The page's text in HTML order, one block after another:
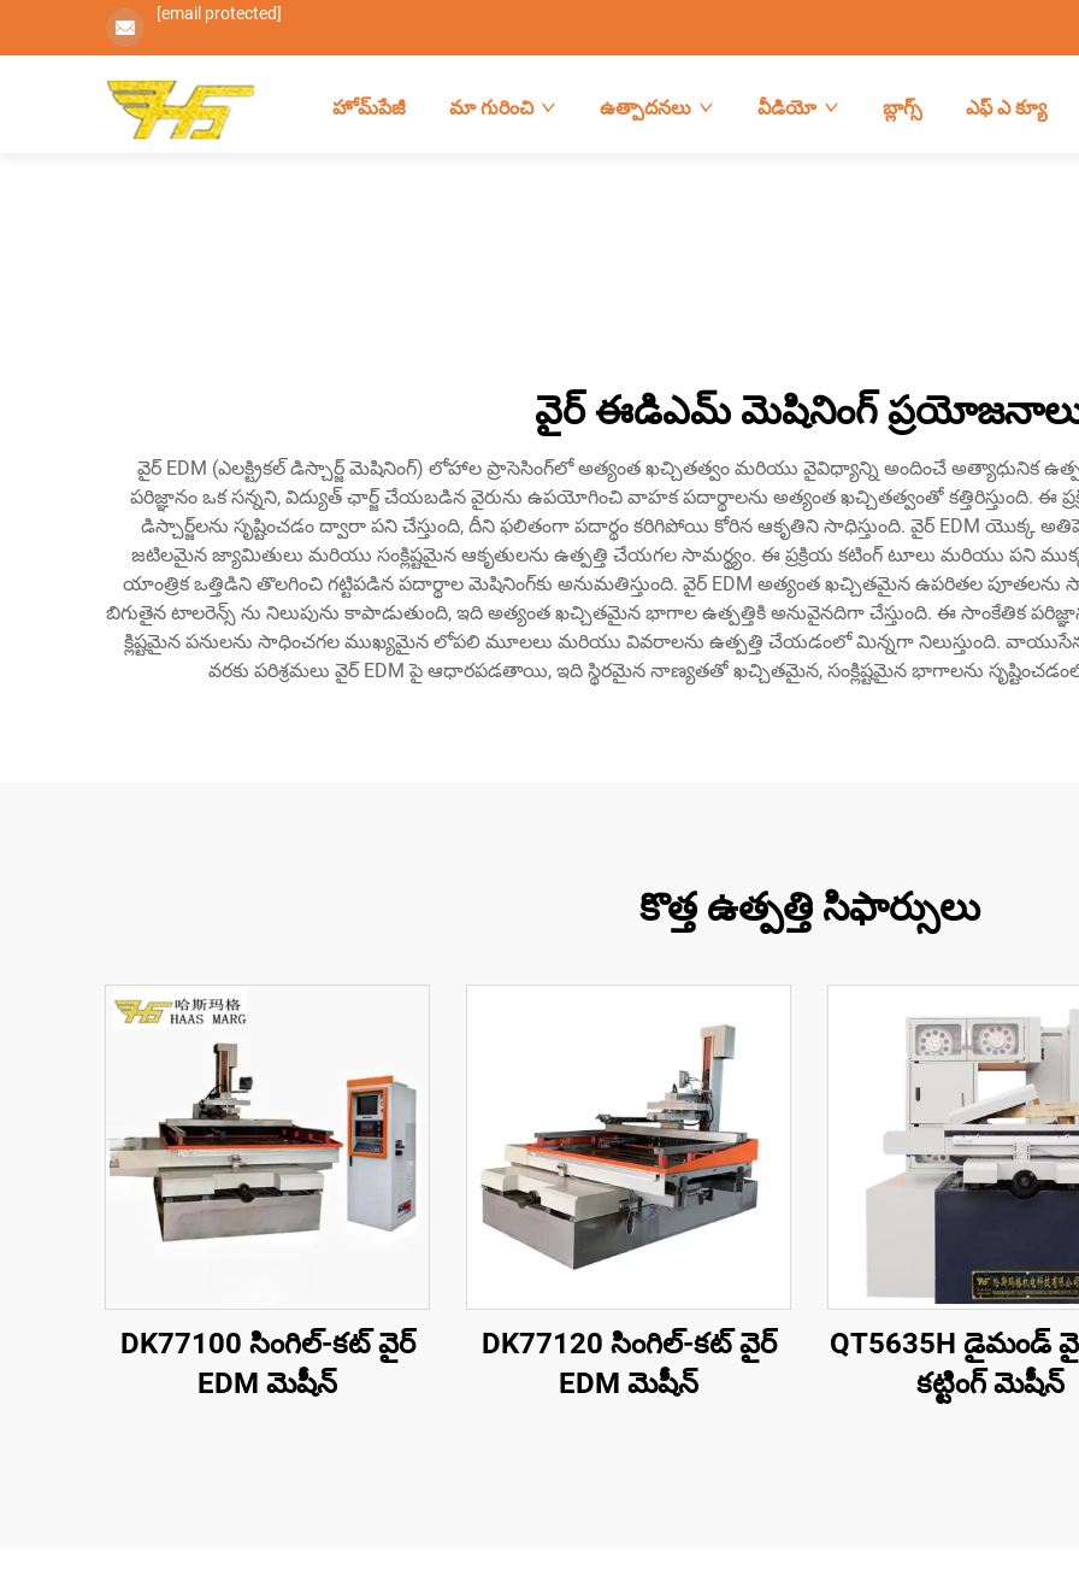
[email protected]
హోమ్‌పేజీ మా గురించి ఉత్పాదనలు వీడియో బ్లాగ్స్ ఎఫ్ ఎ క్యూ
వైర్ ఈడిఎమ్ మెషినింగ్
వైర్ EDM (ఎలక్ట్రికల్ డిస్చార్జ్ మెషినింగ్) లోహాల ప్రాసెసింగ్‌లో అత్యంత ఖచ్చితత్వం మరియు వైవిధ్యాన్ని అందించే అత్యాధునిక
పరిజ్ఞానం ఒక సన్నని, విద్యుత్ ఛార్జ్ చేయబడిన వైరును ఉపయోగించి వాహక పదార్థాలను అత్యంత ఖచ్చితత్వంతో కత్తిరిస్తుంది. ఈ
డిస్చార్జ్‌లను సృష్టించడం ద్వారా పని చేస్తుంది, దీని ఫలితంగా పదార్థం కరిగిపోయి కోరిన ఆకృతిని సాధిస్తుంది. వైర్ EDM
జటిలమైన జ్యామితులు మరియు సంక్లిష్టమైన ఆకృతులను ఉత్పత్తి చేయగల సామర్థ్యం. ఈ ప్రక్రియ కటింగ్ టూలు మరియు పని ముక్క
యాంత్రిక ఒత్తిడిని తొలగించి గట్టిపడిన పదార్థాల మెషినింగ్‌కు అనుమతిస్తుంది. వైర్ EDM అత్యంత ఖచ్చితమైన ఉపరితల
బిగుతైన టాలరెన్స్ ను నిలుపును కాపాడుతుంది, ఇది అత్యంత ఖచ్చితమైన భాగాల ఉత్పత్తికి అనువైనదిగా చేస్తుంది. ఈ సాంకేతిక
క్లిష్టమైన పనులను సాధించగల ముఖ్యమైన లోపలి మూలలు మరియు వివరాలను ఉత్పత్తి చేయడంలో మిన్నగా నిలుస్తుంది.
వరకు పరిశ్రమలు వైర్ EDM పై ఆధారపడతాయి, ఇది స్థిరమైన నాణ్యతతో ఖచ్చితమైన, సంక్లిష్టమైన భాగాలను
కొత్త ఉత్పత్తి సిఫార్సులు
DK77100 సింగిల్-కట్ వైర్
EDM మెషీన్
DK77120 సింగిల్-కట్ వైర్
EDM మెషీన్
QT5635H డైమండ్
కట్టింగ్ మెషీన్